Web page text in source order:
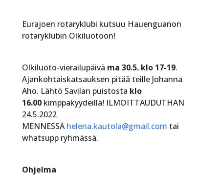
Eurajoen rotaryklubi kutsuu Hauenguanon
rotaryklubin Olkiluotoon!
Olkiluoto-vierailupäivä ma 30.5. klo 17-19.
Ajankohtaiskatsauksen pitää teille Johanna
Aho. Lähtö Savilan puistosta klo
16.00kimppakyydeillä! ILMOITTAUDUTHAN
24.5.2022
MENNESSÄhelena.kautola@gmail.com tai
whatsupp ryhmässä.
Ohjelma